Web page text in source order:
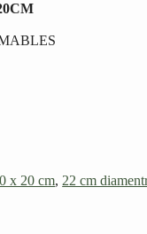
x 20 cm, 22 cm